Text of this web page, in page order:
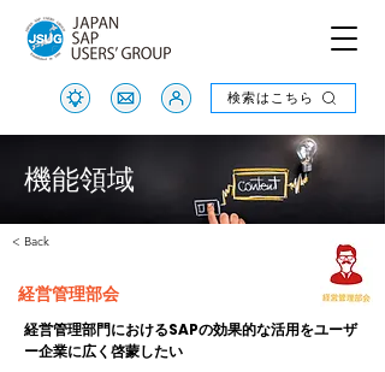
検索はこちら
検索はこちら
機能領域
経営管理部会
< Back
経営管理部門におけるSAPの効果的な活用をユーザ
ー企業に広く啓蒙したい